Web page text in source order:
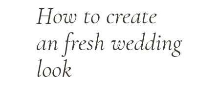
How to create
an fresh wedding
look